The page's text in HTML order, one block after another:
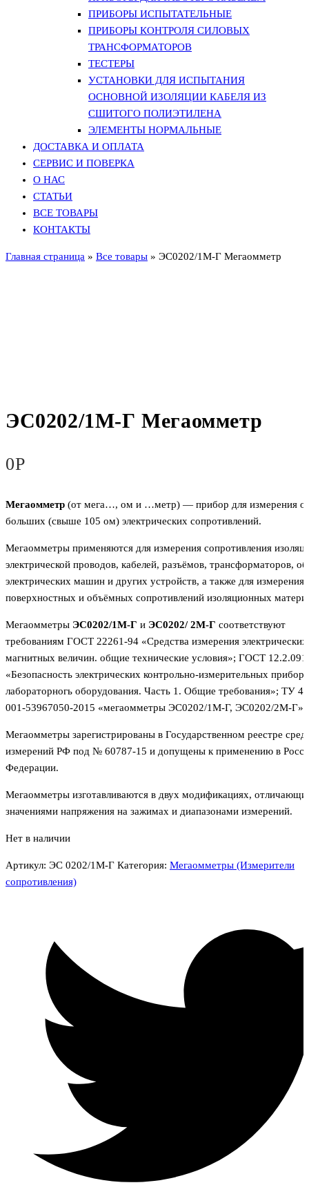
ПРИБОРЫ ИСПЫТАТЕЛЬНЫЕ
ПРИБОРЫ КОНТРОЛЯ СИЛОВЫХ
ТРАНСФОРМАТОРОВ
ТЕСТЕРЫ
УСТАНОВКИ ДЛЯ ИСПЫТАНИЯ
ОСНОВНОЙ ИЗОЛЯЦИИ КАБЕЛЯ ИЗ
СШИТОГО ПОЛИЭТИЛЕНА
ЭЛЕМЕНТЫ НОРМАЛЬНЫЕ
ДОСТАВКА И ОПЛАТА
СЕРВИС И ПОВЕРКА
О НАС
СТАТЬИ
ВСЕ ТОВАРЫ
КОНТАКТЫ
Главная страница » Все товары » ЭС0202/1М-Г Мегаомметр
ЭС0202/1М-Г Мегаомметр
0Р
Мегаомметр (от мега…, ом и …метр) — прибор для измерения
больших (свыше 105 ом) электрических сопротивлений.
Мегаомметры применяются для измерения сопротивления
электрической проводов, кабелей, разъёмов, трансформаторов,
электрических машин и других устройств, а также для измерения
поверхностных и объёмных сопротивлений изоляционных
Мегаомметры ЭС0202/1М-Г и ЭС0202/ 2М-Г соответствуют
требованиям ГОСТ 22261-94 «Средства измерения
магнитных величин. общие технические условия»; ГОСТ
«Безопасность электрических контрольно-измерительных
лабораторногь оборудования. Часть 1. Общие требования»; ТУ
001-53967050-2015 «мегаомметры ЭС0202/1М-Г, ЭС0202/2М-Г»
Мегаомметры зарегистрированы в Государственном реестре
измерений РФ под № 60787-15 и допущены к применению в
Федерации.
Мегаомметры изготавливаются в двух модификациях,
значениями напряжения на зажимах и диапазонами измерений.
Нет в наличии
Артикул: ЭС 0202/1М-Г Категория: Мегаомметры (Измерители
сопротивления)